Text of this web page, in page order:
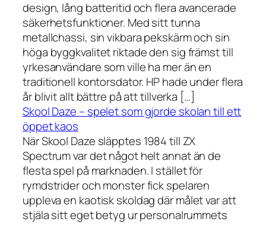
design, lång batteritid och flera avancerade
säkerhetsfunktioner. Med sitt tunna
metallchassi, sin vikbara pekskärm och sin
höga byggkvalitet riktade den sig främst till
yrkesanvändare som ville ha mer än en
traditionell kontorsdator. HP hade under flera
år blivit allt bättre på att tillverka […]
Skool Daze – spelet som gjorde skolan till ett
öppet kaos
När Skool Daze släpptes 1984 till ZX
Spectrum var det något helt annat än de
flesta spel på marknaden. I stället för
rymdstrider och monster fick spelaren
uppleva en kaotisk skoldag där målet var att
stjäla sitt eget betyg ur personalrummets